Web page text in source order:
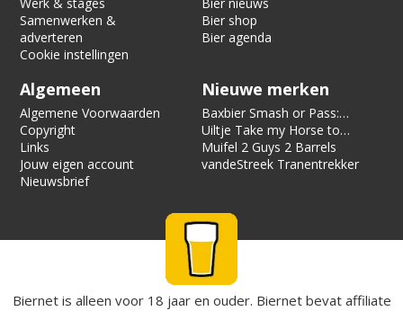
Samenwerken &
adverteren
Cookie instellingen
Bier shop
Bier agenda
Algemeen
Algemene Voorwaarden
Copyright
Links
Jouw eigen account
Nieuwsbrief
Nieuwe merken
Baxbier Smash or Pass:
Strata
Uiltje Take my Horse to
the Hotel Room
Muifel 2 Guys 2 Barrels
vandeStreek Tranentrekker
Biernet is alleen voor 18 jaar en ouder. Biernet bevat affiliate